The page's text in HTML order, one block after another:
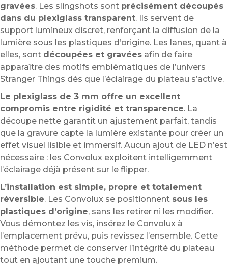
gravées. Les slingshots sont précisément découpés
dans du plexiglass transparent. Ils servent de
support lumineux discret, renforçant la diffusion de la
lumière sous les plastiques d’origine. Les lanes, quant à
elles, sont découpées et gravées afin de faire
apparaître des motifs emblématiques de l’univers
Stranger Things dès que l’éclairage du plateau s’active.
Le plexiglass de 3 mm offre un excellent
compromis entre rigidité et transparence. La
découpe nette garantit un ajustement parfait, tandis
que la gravure capte la lumière existante pour créer un
effet visuel lisible et immersif. Aucun ajout de LED n’est
nécessaire : les Convolux exploitent intelligemment
l’éclairage déjà présent sur le flipper.
L’installation est simple, propre et totalement
réversible. Les Convolux se positionnent sous les
plastiques d’origine, sans les retirer ni les modifier.
Vous démontez les vis, insérez le Convolux à
l’emplacement prévu, puis revissez l’ensemble. Cette
méthode permet de conserver l’intégrité du plateau
tout en ajoutant une touche premium.